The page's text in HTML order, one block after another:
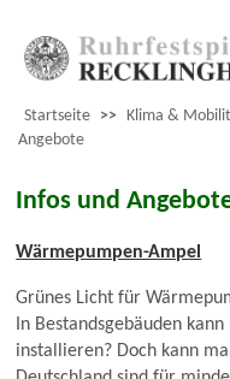
Startseite >> Klima &
Angebote
Infos und
Wärmepumpen-Ampel
Grünes Licht für
In Bestandsgebäuden
installieren? Doch kann